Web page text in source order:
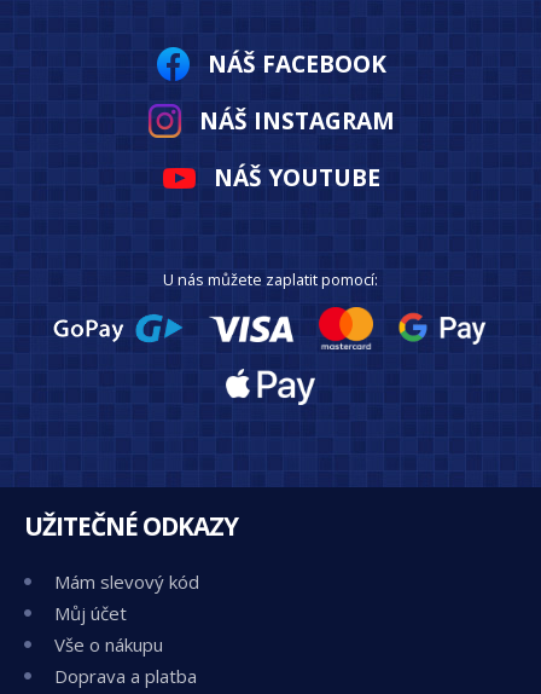
NÁŠ FACEBOOK
NÁŠ INSTAGRAM
NÁŠ YOUTUBE
U nás můžete zaplatit pomocí:
UŽITEČNÉ ODKAZY
Mám slevový kód
Můj účet
Vše o nákupu
Doprava a platba